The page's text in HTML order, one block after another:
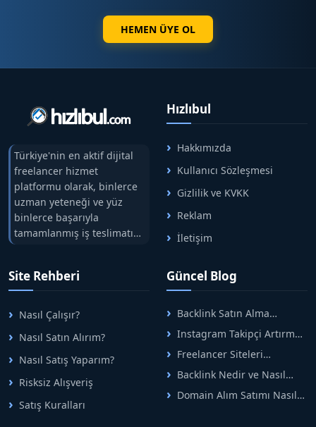
HEMEN ÜYE OL
Türkiye'nin en aktif dijital
freelancer hizmet
platformu olarak, binlerce
uzman yeteneği ve yüz
binlerce başarıyla
tamamlanmış iş teslimatını
tek çatıda buluşturuyoruz.
arasındaki süreci risksiz
alışveriş sistemi ile koruyan
ticaretin güvenli
adreslerinden birisidir.
Hızlıbul
Hakkımızda
Kullanıcı Sözleşmesi
Gizlilik ve KVKK
Reklam
İletişim
Site Rehberi
Nasıl Çalışır?
Nasıl Satın Alırım?
Nasıl Satış Yaparım?
Risksiz Alışveriş
Satış Kuralları
Güncel Blog
Backlink Satın Alma
Rehberi: Güvenli SEO İçin
Doğru Adımlar
Instagram Takipçi Artırma
Yöntemleri: Organik Büyüme
Rehberi
Freelancer Siteleri
Arasında Doğru Seçim Nasıl
Yapılır
Backlink Nedir ve Nasıl
Alınır? Etkili Yöntemler
Domain Alım Satımı Nasıl